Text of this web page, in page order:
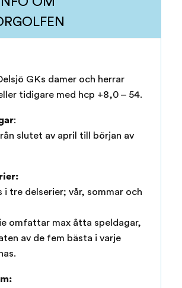
GKs damer och herrar
tidigare med hcp +8,0 – 54.
:
slutet av april till början av
i tre delserier; vår, sommar och
omfattar max åtta speldagar,
av de fem bästa i varje